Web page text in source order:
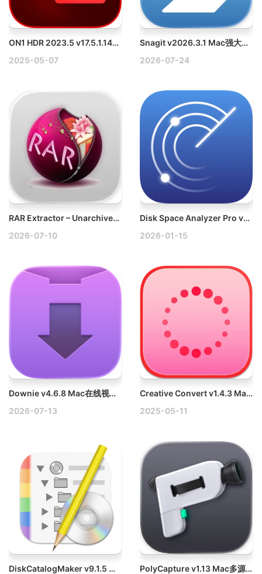
ON1 HDR 2023.5 v17.5.1.14051 Mac HDR照片编辑软件破解版
2025-05-07
Snagit v2026.3.1 Mac强大的截图录像工具破解版
2026-07-24
RAR Extractor – Unarchiver v6.6.2 Mac解压软件-RAR ZIP 7Z解压缩
2026-07-10
Disk Space Analyzer Pro v6.0 Mac可视化磁盘清理工具破解版
2026-01-15
Downie v4.6.8 Mac在线视频下载工具破解版
2026-07-13
Creative Convert v1.4.3 Mac图片格式转换工具破解版
2025-05-11
DiskCatalogMaker v9.1.5 Mac磁盘目录管理工具破解版 PolyCapture v1.13 Mac多源录制工具破解版